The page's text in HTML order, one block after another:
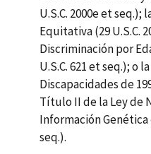
U.S.C. 2000e et seq.);
Equitativa (29 U.S.C.
Discriminación por
U.S.C. 621 et seq.); o
Discapacidades de
Título II de la Ley de
Información Genética
seq.).